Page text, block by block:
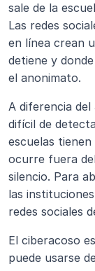
sale de la
Las redes
en línea crean
detiene y
el anonimato.
A diferencia
difícil de
escuelas
ocurre fuera
silencio. Para
las
redes sociales
El ciberacoso
puede usarse